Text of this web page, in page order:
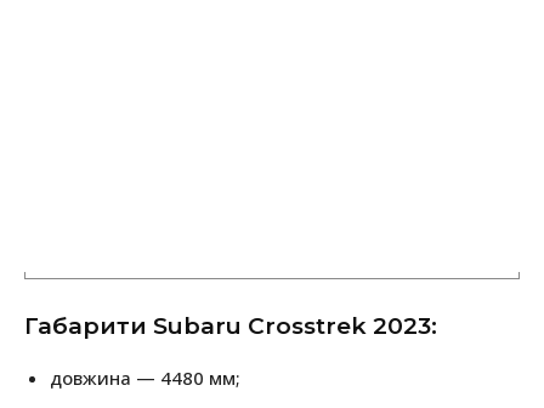
Габарити Subaru Crosstrek 2023:
довжина — 4480 мм;